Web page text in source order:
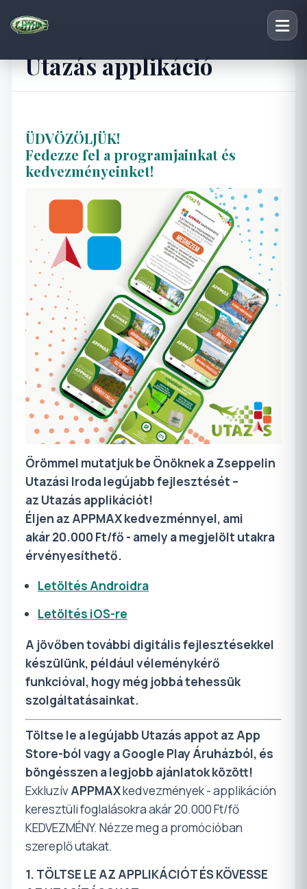
Utazás applikáció
ÜDVÖZÖLJÜK!
Fedezze fel a programjainkat és
kedvezményeinket!
Örömmel mutatjuk be Önöknek a Zseppelin
Utazási Iroda legújabb fejlesztését –
az Utazás applikációt!
Éljen az APPMAX kedvezménnyel, ami
akár 20.000 Ft/fő - amely a megjelölt utakra
érvényesíthető.
Letöltés Androidra
Letöltés iOS-re
A jövőben további digitális fejlesztésekkel
készülünk, példáulvéleménykérő
funkcióval, hogy még jobbá tehessük
szolgáltatásainkat.
Töltse le a legújabb Utazás appot az App
Store-ból vagy a Google Play Áruházból, és
böngésszen a legjobb ajánlatok között!
ExkluzívAPPMAXkedvezmények - applikáción
keresztüli foglalásokra akár 20.000 Ft/fő
KEDVEZMÉNY. Nézze meg a promócióban
szereplő utakat.
1. TÖLTSE LE AZ APPLIKÁCIÓT ÉS KÖVESSE